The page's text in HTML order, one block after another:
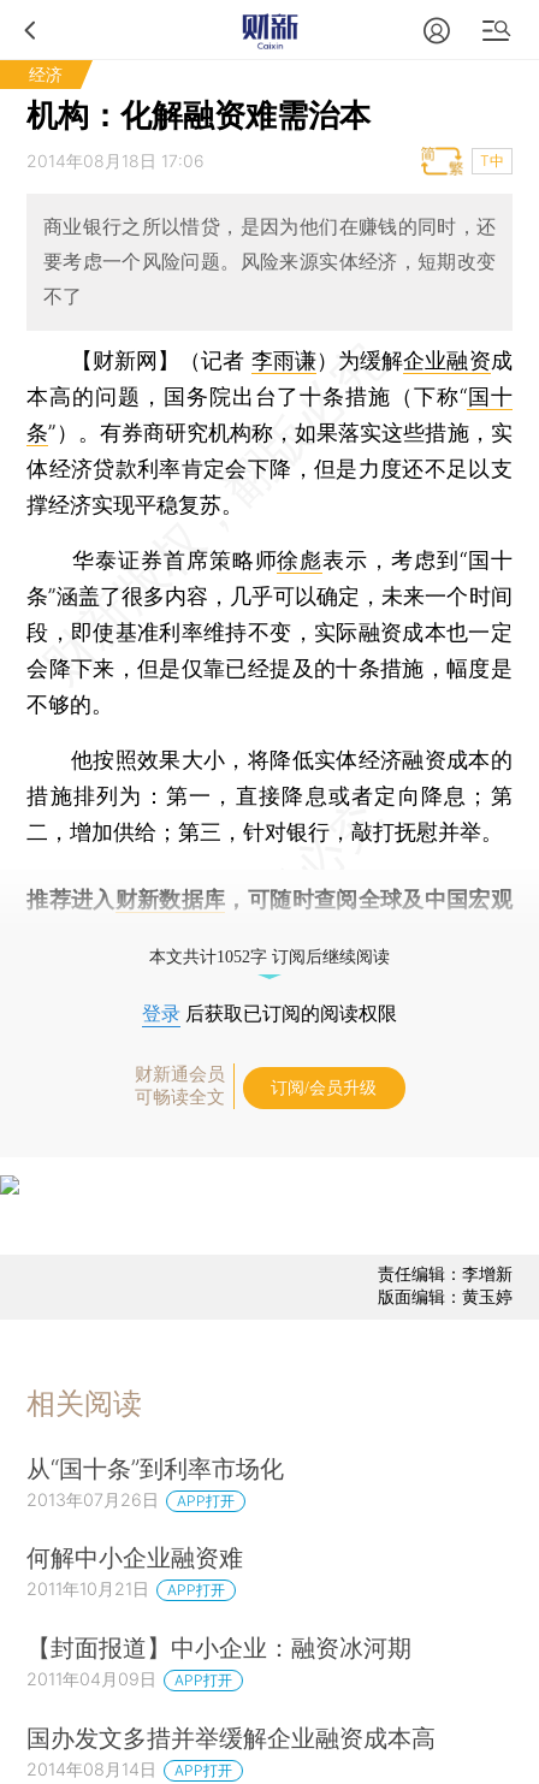
经济
机构：化解融资难需治本
2014年08月18日 17:06 T中
商业银行之所以惜贷，是因为他们在赚钱的同时，还
要考虑一个风险问题。风险来源实体经济，短期改变
不了
【财新网】（记者 李雨谦） 为缓解企业融资成
本高的问题，国务院出台了十条措施（下称“国十
条”）。有券商研究机构称，如果落实这些措施，实
体经济贷款利率肯定会下降，但是力度还不足以支
撑经济实现平稳复苏。
华泰证券首席策略师徐彪表示，考虑到“国十
条”涵盖了很多内容，几乎可以确定，未来一个时间
段，即使基准利率维持不变，实际融资成本也一定
会降下来，但是仅靠已经提及的十条措施，幅度是
不够的。
他按照效果大小，将降低实体经济融资成本的
措施排列为：第一，直接降息或者定向降息；第
二，增加供给；第三，针对银行，敲打抚慰并举。
推荐进入 财新数据库 ，可随时查阅全球及中国宏观
本文共计1052字 订阅后继续阅读
登录 后获取已订阅的阅读权限
财新通会员
可畅读全文
订阅/会员升级
责任编辑：李增新
版面编辑：黄玉婷
相关阅读
从“国十条”到利率市场化
2013年07月26日 APP打开
何解中小企业融资难
2011年10月21日 APP打开
【封面报道】中小企业：融资冰河期
2011年04月09日 APP打开
国办发文多措并举缓解企业融资成本高
2014年08月14日 APP打开